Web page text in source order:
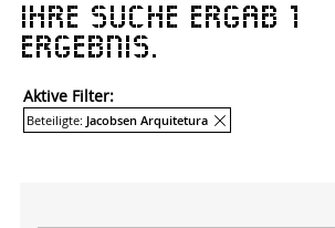
Ihre Suche ergab 1
Ergebnis.
Aktive Filter:
Entferne Filter
Beteiligte: Jacobsen Arquitetura